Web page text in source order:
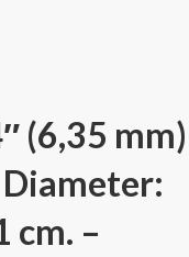
(6,35 mm)
cm. –